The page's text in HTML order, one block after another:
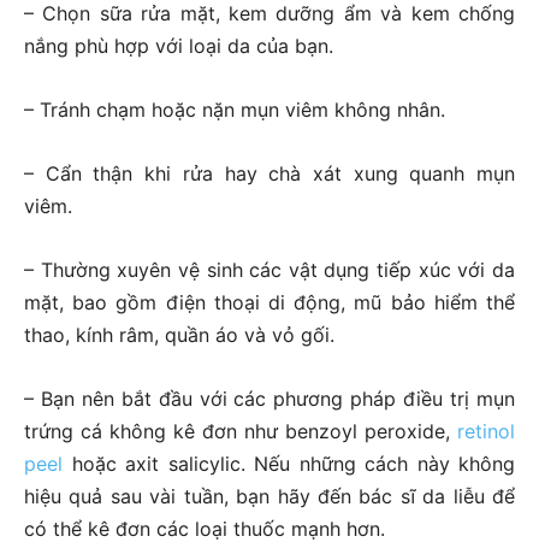
– Chọn sữa rửa mặt, kem dưỡng ẩm và kem chống
nắng phù hợp với loại da của bạn.
– Tránh chạm hoặc nặn mụn viêm không nhân.
– Cẩn thận khi rửa hay chà xát xung quanh mụn
viêm.
– Thường xuyên vệ sinh các vật dụng tiếp xúc với da
mặt, bao gồm điện thoại di động, mũ bảo hiểm thể
thao, kính râm, quần áo và vỏ gối.
– Bạn nên bắt đầu với các phương pháp điều trị mụn
trứng cá không kê đơn như benzoyl peroxide, retinol
peel hoặc axit salicylic. Nếu những cách này không
hiệu quả sau vài tuần, bạn hãy đến bác sĩ da liễu để
có thể kê đơn các loại thuốc mạnh hơn.